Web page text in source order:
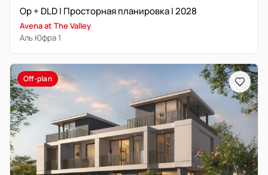
Op + DLD | Просторная планировка | 2028
Avena at The Valley
Аль Юфра 1
Off-plan